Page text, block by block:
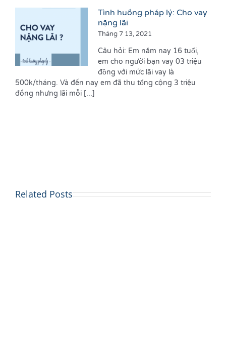
Tình huống pháp lý: Cho vay
nặng lãi
Tháng 7 13, 2021
Câu hỏi: Em năm nay 16 tuổi,
em cho người bạn vay 03 triệu
đồng với mức lãi vay là
500k/tháng. Và đến nay em đã thu tổng cộng 3 triệu
đồng nhưng lãi mỗi [...]
Related Posts